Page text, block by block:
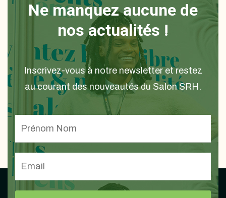
Ne manquez aucune de
nos actualités !
Inscrivez-vous à notre newsletter et restez
au courant des nouveautés du Salon SRH.